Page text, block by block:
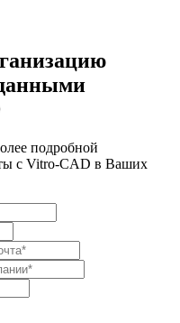
подробной
с Vitro-CAD в Ваших